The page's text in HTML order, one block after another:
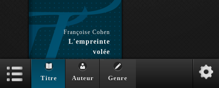
Françoise Cohen
L'empreinte
volée
Nouvelles
Titre Auteur Genre